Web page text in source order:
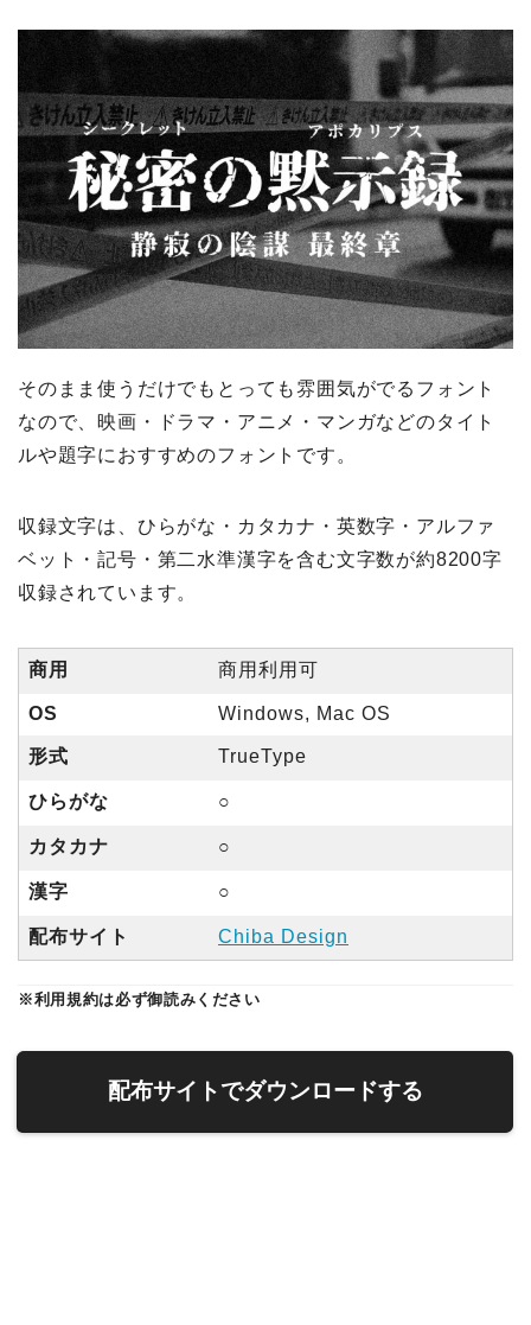
そのまま使うだけでもとっても雰囲気がでるフォント
なので、映画・ドラマ・アニメ・マンガなどのタイト
ルや題字におすすめのフォントです。
収録文字は、ひらがな・カタカナ・英数字・アルファ
ベット・記号・第二水準漢字を含む文字数が約8200字
収録されています。
商用 商用利用可
OS Windows, Mac OS
形式 TrueType
ひらがな ○
カタカナ ○
漢字 ○
配布サイト Chiba Design
※利用規約は必ず御読みください
配布サイトでダウンロードする